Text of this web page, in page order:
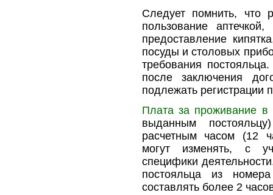
Следует помнить, что
пользование
предоставление
посуды и столовых
требования
после заключения
подлежать
Плата за проживание в
выданным
расчетным часом (12
могут изменять, с
специфики
постояльца из
составлять более 2